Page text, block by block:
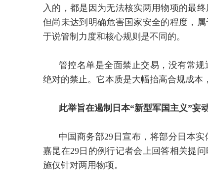
入的，都是因为无法核实两用物项的最
但尚未达到明确危害国家安全的程度，
于说管制力度和核心规则是不同的。
管控名单是全面禁止交易，没有常
绝对的禁止。它本质是大幅抬高合规成本
此举旨在遏制日本“新型军国主义”妄
中国商务部29日宣布，将部分日本
嘉昆在29日的例行记者会上回答相关提
施仅针对两用物项。